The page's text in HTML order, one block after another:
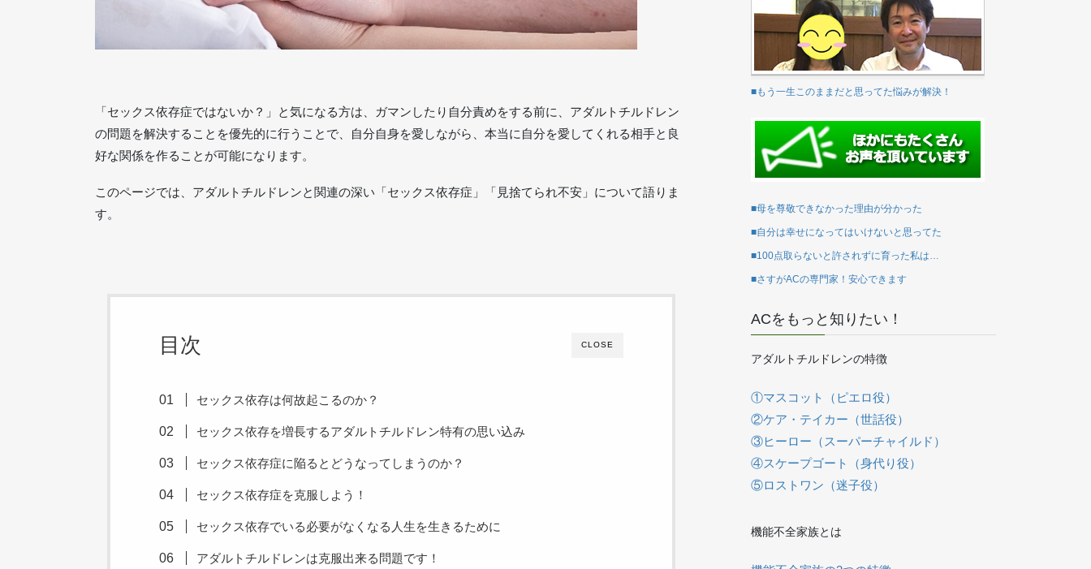
「セックス依存症ではないか？」と気になる方は、ガマンしたり自分責めをする前に、アダルトチルドレン
の問題を解決することを優先的に行うことで、自分自身を愛しながら、本当に自分を愛してくれる相手と良
好な関係を作ることが可能になります。
このページでは、アダルトチルドレンと関連の深い「セックス依存症」「見捨てられ不安」について語りま
す。
CLOSE
目次
セックス依存は何故起こるのか？
セックス依存を増長するアダルトチルドレン特有の思い込み
セックス依存症に陥るとどうなってしまうのか？
セックス依存症を克服しよう！
セックス依存でいる必要がなくなる人生を生きるために
アダルトチルドレンは克服出来る問題です！
■もう一生このままだと思ってた悩みが解決！
■母を尊敬できなかった理由が分かった
■自分は幸せになってはいけないと思ってた
■100点取らないと許されずに育った私は…
■さすがACの専門家！安心できます
ACをもっと知りたい！
アダルトチルドレンの特徴
①マスコット（ピエロ役）
②ケア・テイカー（世話役）
③ヒーロー（スーパーチャイルド）
④スケープゴート（身代り役）
⑤ロストワン（迷子役）
機能不全家族とは